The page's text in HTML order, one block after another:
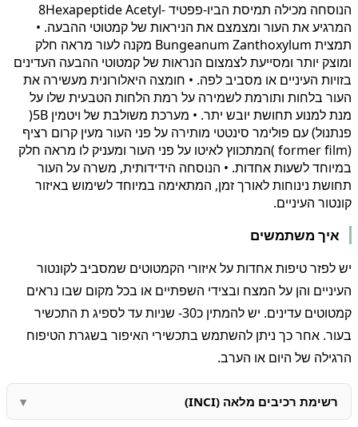
הנוסחה מכילה תמיסת הביו-פפטיד -8Hexapeptide Acetyl
המרגיע את העור ומצמצם את הניראות של קמטוטי ההבעה. •
תמצית Bungeanum Zanthoxylum מקנה לעור מראה חלק
ומוצק יותר ומסייעת לצמצום הנראות של קמטוטי ההבעה העדינים
בזויות העיניים או מסביב לפה. • חומצה היאלורונית מעשירה את
העור בלחות ותורמת לשמירה על רמת הלחות הטבעית שלו על
מנת למנוע תחושת יובש יתר. • מערכת משולבת של ויטמין 5B(
פנתנול) עם פולימר סינטטי מותירה על פני העור מעין קרום רציף
(former film )המתכווץ לאיטו על פני העור ומעניק לו מראה חלק
במיוחד לשעות אחדות. • הנוסחה הידידותית, משרה על העור
תחושת נינוחות לאורך זמן, המתאימה במיוחד לשימוש באיזור
קונטור העיניים.
איך משתמשים
יש לפזר טיפות אחדות על איזורי הקמטוטים שמסביב לקונטור
העיניים והן על המצח ובצידי השפתיים או בכל מקום שבו נראים
קמטוטים עדינים. יש להמתין כ30- שניות עד לספיג ת התכשיר
בעור. אחר כך ניתן להשתמש בתכשירי האיפור בשגרת הטיפוח
הרגילה של היום או הערב.
רשימת רכיבים מלאה (INCI)